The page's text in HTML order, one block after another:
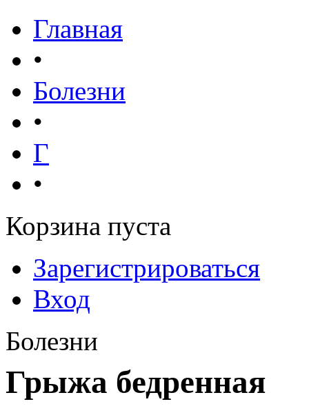
Главная
•
Болезни
•
Г
•
Корзина пуста
Зарегистрироваться
Вход
Болезни
Грыжа бедренная